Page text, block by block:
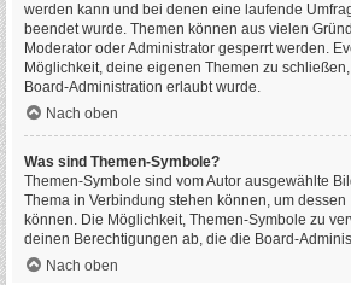
werden kann und bei denen eine laufende
beendet wurde. Themen können aus vielen
Moderator oder Administrator gesperrt werden.
Möglichkeit, deine eigenen Themen zu
Board-Administration erlaubt wurde.
Nach oben
Was sind Themen-Symbole?
Themen-Symbole sind vom Autor ausgewählte
Thema in Verbindung stehen können, um
können. Die Möglichkeit, Themen-Symbole zu
deinen Berechtigungen ab, die die Board-
Nach oben